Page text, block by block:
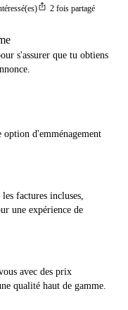
ios_share 2 fois partagé
s'assurer que tu obtiens
d'emménagement
factures incluses,
une expérience de
avec des prix
qualité haut de gamme.